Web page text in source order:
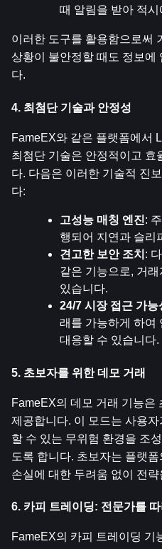
때 알림을 받아 적
이러한 도구를 활용함으로써
상황이 불안정할 때도 정보에
다.
4. 최첨단 기술과 안정성
FameEX와 같은 플랫폼에서
최첨단 기술은 안정적이고 효
다. 다음은 이러한 기술적 진
다:
고성능 매칭 엔진:
행되어 지연과 슬리
견고한 보안 조치 :
같은 기능으로, 거
있습니다.
24/7 시장 접근 가능
래를 가능하게 하여
대응할 수 있습니다.
5. 초보자를 위한 데모 거래
FameEX의 데모 거래 기능은
제공합니다. 이 모드는 사용
할 수 있는 무위험 환경을 조
도록 합니다. 초보자는 플랫
손실에 대한 두려움 없이 전
6. 카피 트레이딩: 전문가를
FameEX의 카피 트레이딩 기